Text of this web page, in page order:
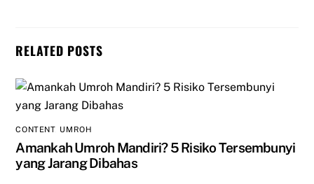
RELATED POSTS
CONTENT, UMROH
Amankah Umroh Mandiri? 5 Risiko Tersembunyi
yang Jarang Dibahas